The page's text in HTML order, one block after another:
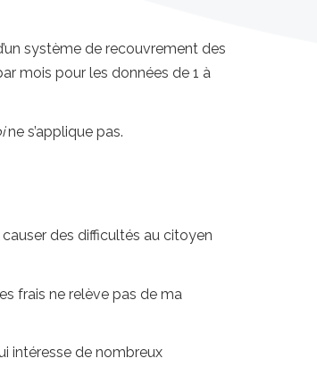
système de recouvrement des
mois pour les données de 1 à
ne s’applique pas.
des difficultés au citoyen
frais ne relève pas de ma
intéresse de nombreux